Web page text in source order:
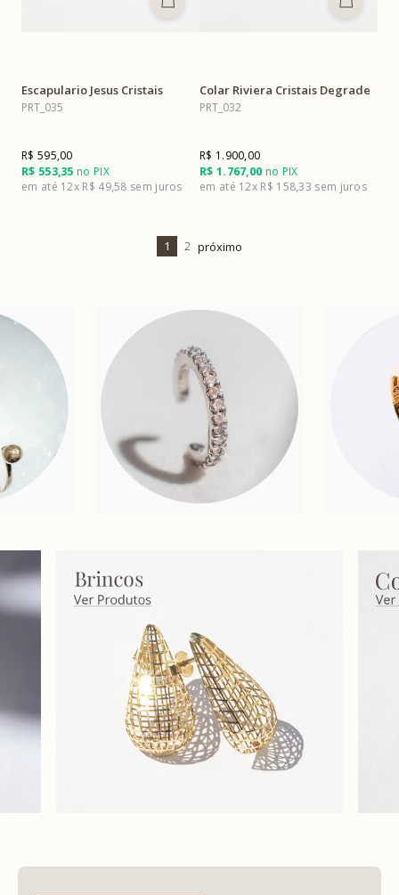
Escapulario Jesus Cristais
PRT_035
R$ 553,35 no PIX
R$ 595,00
12x R$ 49,58
Colar Riviera Cristais Degrade
PRT_032
R$ 1.767,00 no PIX
R$ 1.900,00
12x R$ 158,33
1 2